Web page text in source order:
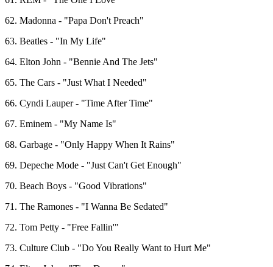
62. Madonna - "Papa Don't Preach"
63. Beatles - "In My Life"
64. Elton John - "Bennie And The Jets"
65. The Cars - "Just What I Needed"
66. Cyndi Lauper - "Time After Time"
67. Eminem - "My Name Is"
68. Garbage - "Only Happy When It Rains"
69. Depeche Mode - "Just Can't Get Enough"
70. Beach Boys - "Good Vibrations"
71. The Ramones - "I Wanna Be Sedated"
72. Tom Petty - "Free Fallin'"
73. Culture Club - "Do You Really Want to Hurt Me"